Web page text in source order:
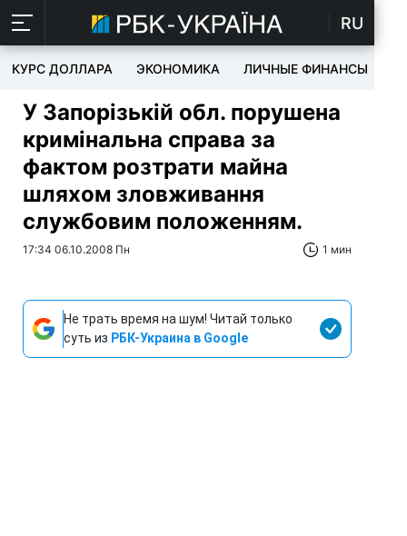
RU
КУРС ДОЛЛАРА ЭКОНОМИКА ЛИЧНЫЕ ФИНАНСЫ
У Запорізькій обл. порушена
кримінальна справа за
фактом розтрати майна
шляхом зловживання
службовим положенням.
17:34 06.10.2008 Пн 1 мин
Не трать время на шум! Читай только
суть из РБК-Украина в Google